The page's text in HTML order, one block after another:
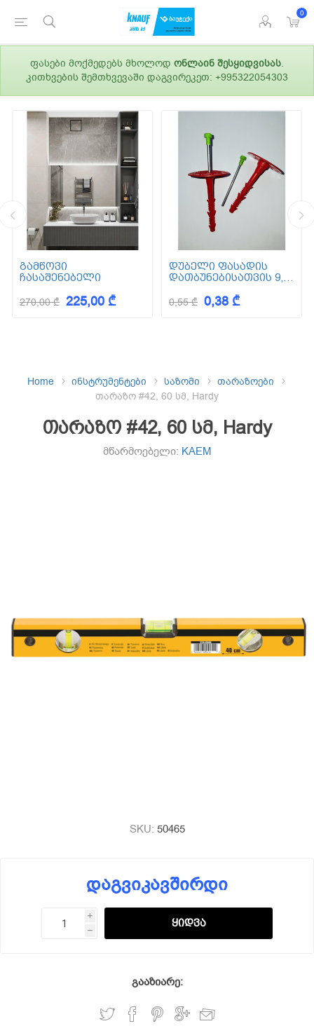
0
ფასები მოქმედებს მხოლოდ ონლაინ შესყიდვისას.
კითხვების შემთხვევაში დაგვირეკეთ: +995322054303
გამწოვი
ჩასაშენებელი
270,00 ₾ 225,00 ₾
დუბელი ფასადის
დათბუნებისათვის 9,5
0,55 ₾ 0,38 ₾
Home ინსტრუმენტები საზომი
თარაზოები
თარაზო #42, 60 სმ, Hardy
თარაზო #42, 60 სმ, Hardy
მწარმოებელი: KAEM
SKU: 50465
დაგვიკავშირდი
i
h
გააზიარე: